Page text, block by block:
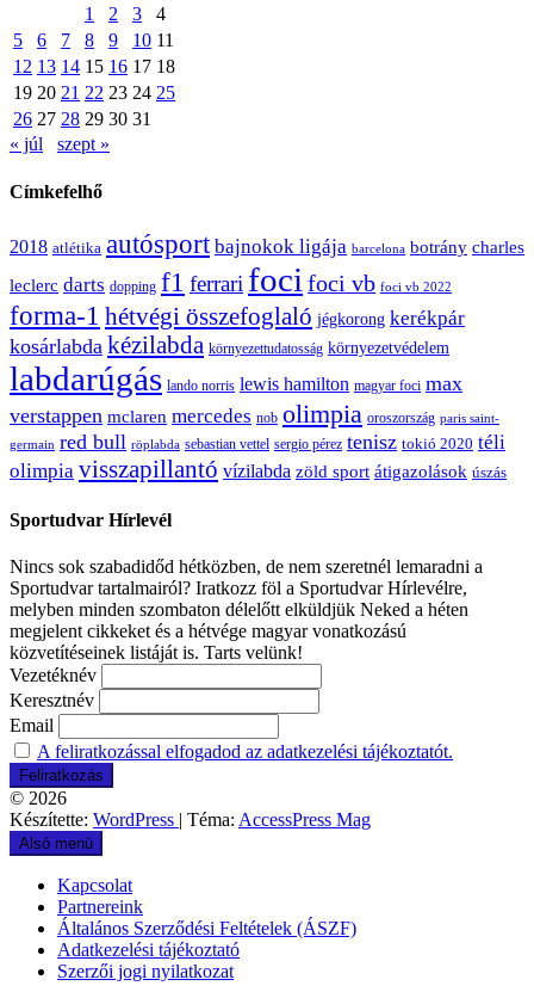
1
2 3
4
5
6 7 8 9 10 11
12 13 14 15 16 17 18
19 20 21 22 23 24 25
26 27 28 29 30 31
« júl
szept »
Címkefelhő
2018 atlétika autósport bajnokok ligája barcelona botrány charles
leclerc darts dopping f1 ferrari foci foci vb foci vb 2022
forma-1 hétvégi összefoglaló jégkorong kerékpár
kosárlabda kézilabda környezettudatosság környezetvédelem
labdarúgás lando norris lewis hamilton magyar foci max
verstappen mclaren mercedes nob olimpia oroszország paris saint-
germain red bull röplabda sebastian vettel sergio pérez tenisz tokió 2020 téli
olimpia visszapillantó vízilabda zöld sport átigazolások úszás
Sportudvar Hírlevél
Nincs sok szabadidőd hétközben, de nem szeretnél lemaradni a
Sportudvar tartalmairól? Iratkozz föl a Sportudvar Hírlevélre,
melyben minden szombaton délelőtt elküldjük Neked a héten
megjelent cikkeket és a hétvége magyar vonatkozású
közvetítéseinek listáját is. Tarts velünk!
Vezetéknév
Keresztnév
Email
A feliratkozással elfogadod az adatkezelési tájékoztatót.
© 2026
Készítette: WordPress | Téma: AccessPress Mag
Alsó menü
Kapcsolat
Partnereink
Általános Szerződési Feltételek (ÁSZF)
Adatkezelési tájékoztató
Szerzői jogi nyilatkozat